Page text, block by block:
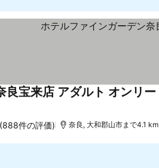
良宝来店 アダルト オンリー
(888件の評価) 奈良, 大和郡山市まで4.1 km